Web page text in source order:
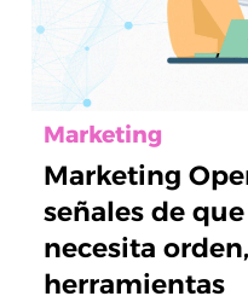
Marketing
Marketing
señales de
necesita
herramientas